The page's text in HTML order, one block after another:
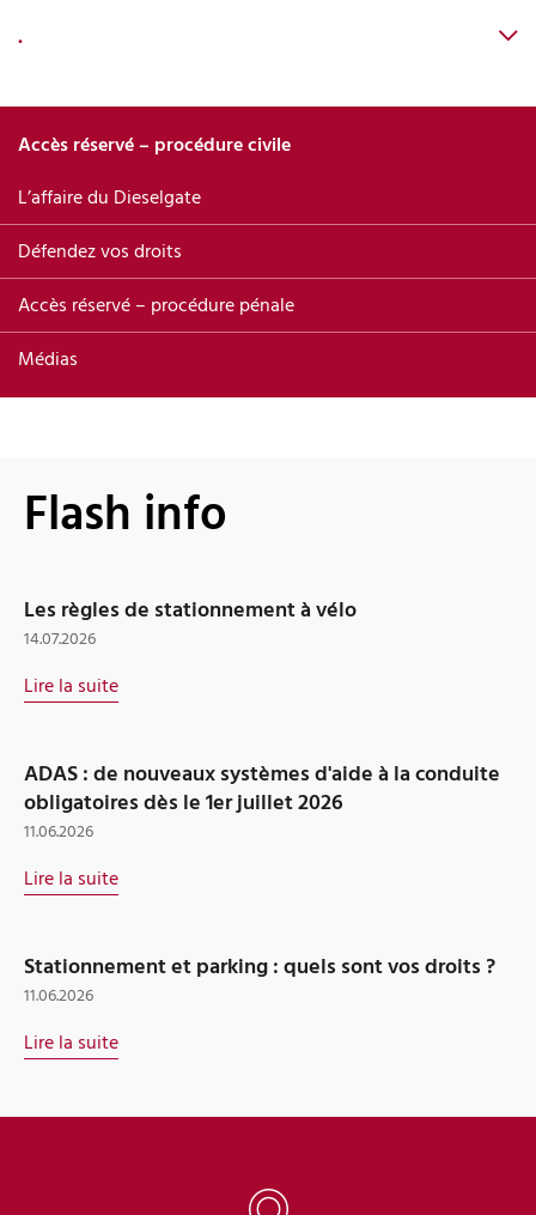
.
L’affaire du Dieselgate
Défendez vos droits
Accès réservé – procédure pénale
Accès réservé – procédure civile
Médias
Flash info
Les règles de stationnement à vélo
14.07.2026
Lire la suite
ADAS : de nouveaux systèmes d'aide à la conduite
obligatoires dès le 1er juillet 2026
11.06.2026
Lire la suite
Stationnement et parking : quels sont vos droits ?
11.06.2026
Lire la suite